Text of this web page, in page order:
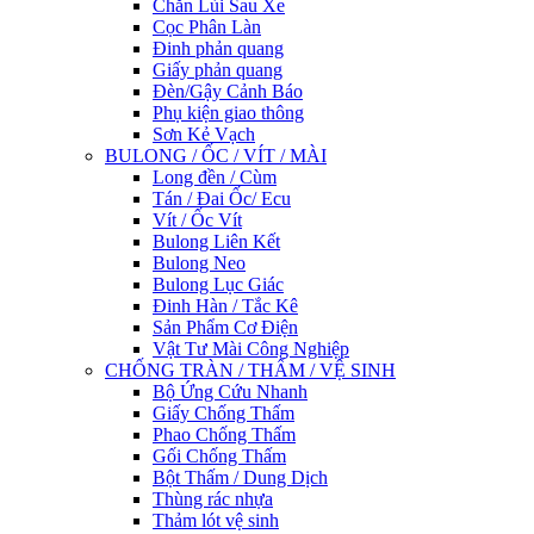
Chắn Lùi Sau Xe
Cọc Phân Làn
Đinh phản quang
Giấy phản quang
Đèn/Gậy Cảnh Báo
Phụ kiện giao thông
Sơn Kẻ Vạch
BULONG / ỐC / VÍT / MÀI
Long đền / Cùm
Tán / Đai Ốc/ Ecu
Vít / Ốc Vít
Bulong Liên Kết
Bulong Neo
Bulong Lục Giác
Đinh Hàn / Tắc Kê
Sản Phẩm Cơ Điện
Vật Tư Mài Công Nghiệp
CHỐNG TRÀN / THẤM / VỆ SINH
Bộ Ứng Cứu Nhanh
Giấy Chống Thấm
Phao Chống Thấm
Gối Chống Thấm
Bột Thấm / Dung Dịch
Thùng rác nhựa
Thảm lót vệ sinh